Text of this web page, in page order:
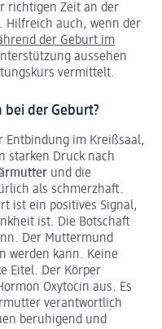
richtigen Zeit an der
Hilfreich auch, wenn der
der Geburt im
aussehen
vermittelt.
bei der Geburt?
Entbindung im Kreißsaal,
starken Druck nach
und die
als schmerzhaft.
ist ein positives Signal,
ist. Die Botschaft
Der Muttermund
werden kann. Keine
Eitel. Der Körper
Oxytocin aus. Es
verantwortlich
beruhigend und